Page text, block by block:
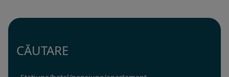
CĂUTARE